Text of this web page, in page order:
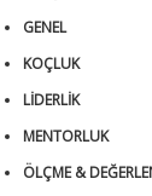
GENEL
KOÇLUK
LIDERLIK
MENTORLUK
ÖLÇME &